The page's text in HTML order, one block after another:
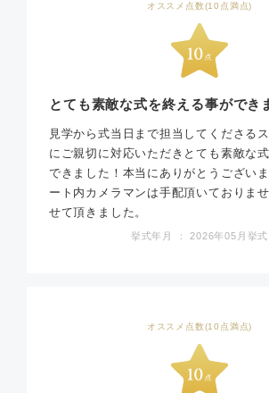
オススメ点数(10点満点)
とても素敵な式を終える事ができ
見学から式当日まで担当してくださる
にご親切に対応いただきとても素敵な
できました！本当にありがとうござい
ート内カメラマンは手配頂いておりま
せて頂きました。
挙式年月 ： 2026年05月挙式
オススメ点数(10点満点)